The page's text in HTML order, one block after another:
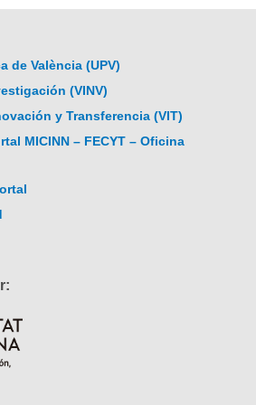
de València (UPV)
(VINV)
y Transferencia (VIT)
MICINN – FECYT – Oficina